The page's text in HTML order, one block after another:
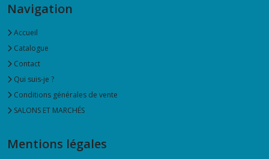
Navigation
Accueil
Catalogue
Contact
Qui suis-je ?
Conditions générales de vente
SALONS ET MARCHÉS
Mentions légales